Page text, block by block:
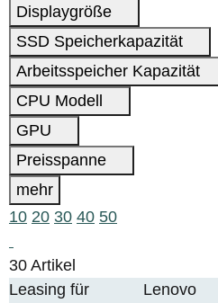
Displaygröße
SSD Speicherkapazität
Arbeitsspeicher Kapazität
CPU Modell
GPU
Preisspanne
mehr
10 20 30 40 50
30 Artikel
Leasing für
Lenovo